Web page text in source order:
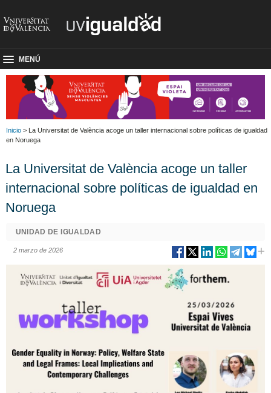
MENÚ
Inicio > La Universitat de València acoge un taller internacional sobre políticas de igualdad
en Noruega
La Universitat de València acoge un taller
internacional sobre políticas de igualdad en
Noruega
UNIDAD DE IGUALDAD
2 marzo de 2026